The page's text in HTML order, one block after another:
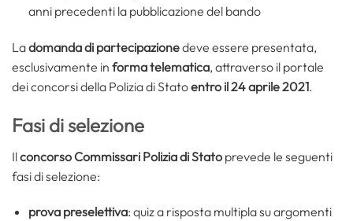
anni precedenti la pubblicazione del bando
Ladomanda di partecipazionedeve essere presentata,
esclusivamente in forma telematica, attraverso il portale
dei concorsi della Polizia di Statoentro il 24 aprile 2021.
Fasi di selezione
Ilconcorso Commissari Polizia di Stato prevede le seguenti
fasi di selezione:
prova preselettiva: quiz a risposta multipla su argomenti